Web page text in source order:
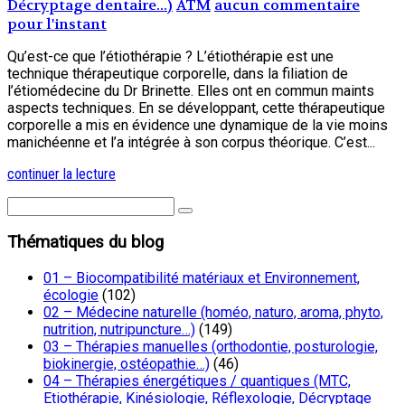
Décryptage dentaire...) ATM aucun commentaire
pour l'instant
Qu’est-ce que l’étiothérapie ? L’étiothérapie est une
technique thérapeutique corporelle, dans la filiation de
l’étiomédecine du Dr Brinette. Elles ont en commun maints
aspects techniques. En se développant, cette thérapeutique
corporelle a mis en évidence une dynamique de la vie moins
manichéenne et l’a intégrée à son corpus théorique. C’est...
continuer la lecture
Thématiques du blog
01 – Biocompatibilité matériaux et Environnement,
écologie (102)
02 – Médecine naturelle (homéo, naturo, aroma, phyto,
nutrition, nutripuncture…) (149)
03 – Thérapies manuelles (orthodontie, posturologie,
biokinergie, ostéopathie…) (46)
04 – Thérapies énergétiques / quantiques (MTC,
Etiothérapie, Kinésiologie, Réflexologie, Décryptage